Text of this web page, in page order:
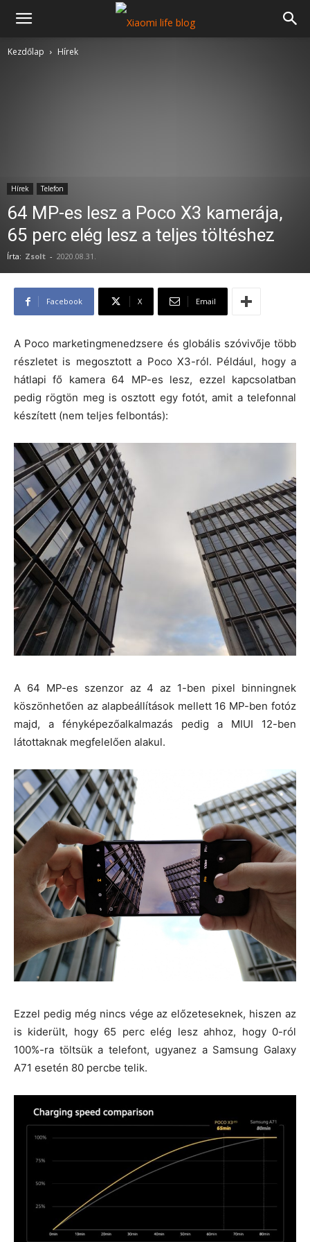
Kezdőlap Hírek
Hírek Telefon
64 MP-es lesz a Poco X3 kamerája,
65 perc elég lesz a teljes töltéshez
Írta: Zsolt - 2020.08.31.
Facebook X Email
A Poco marketingmenedzsere és globális szóvivője több
részletet is megosztott a Poco X3-ról. Például, hogy a
hátlapi fő kamera 64 MP-es lesz, ezzel kapcsolatban
pedig rögtön meg is osztott egy fotót, amit a telefonnal
készített (nem teljes felbontás):
A 64 MP-es szenzor az 4 az 1-ben pixel binningnek
köszönhetően az alapbeállítások mellett 16 MP-ben fotóz
majd, a fényképezőalkalmazás pedig a MIUI 12-ben
látottaknak megfelelően alakul.
Ezzel pedig még nincs vége az előzeteseknek, hiszen az
is kiderült, hogy 65 perc elég lesz ahhoz, hogy 0-ról
100%-ra töltsük a telefont, ugyanez a Samsung Galaxy
A71 esetén 80 percbe telik.